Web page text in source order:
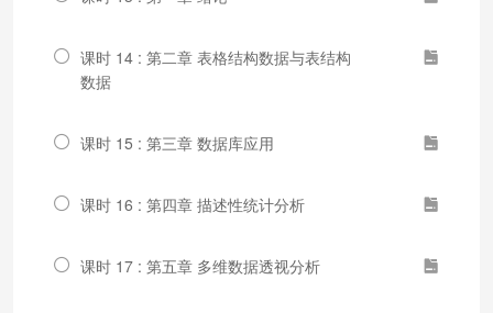
课时 14 : 第二章 表格结构数据与表结构
数据
课时 15 : 第三章 数据库应用
课时 16 : 第四章 描述性统计分析
课时 17 : 第五章 多维数据透视分析